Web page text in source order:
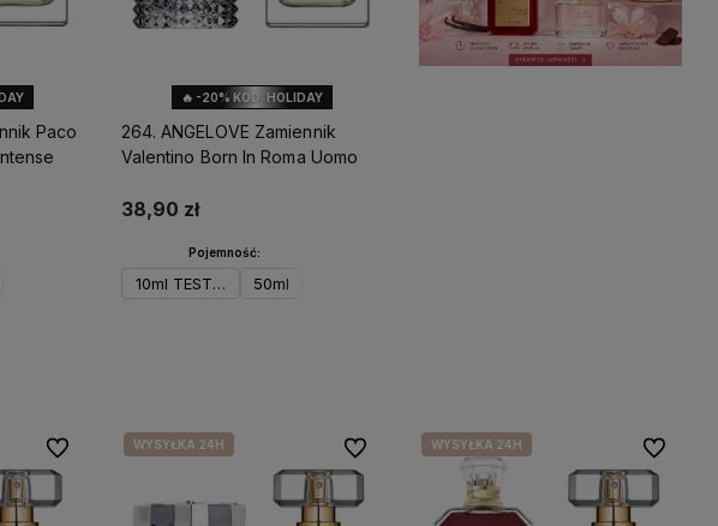
Paco
🔥 -20% KOD: HOLIDAY
264. ANGELOVE Zamiennik
Valentino Born In Roma Uomo
38,90 zł
Pojemność:
10ml TESTER 50ml
Do ulubionychWYSYŁKA 24H Do ulubionychWYSYŁKA 24H Do